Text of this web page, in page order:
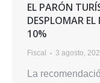
EL PARÓN
DESPLOMAR
10%
Fiscal 3 agosto,
La